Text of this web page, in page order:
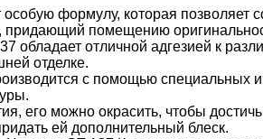
формулу, которая
помещению
обладает отличной адгезией к
отделке.
с помощью специальных
его можно окрасить, чтобы
ей дополнительный блеск.